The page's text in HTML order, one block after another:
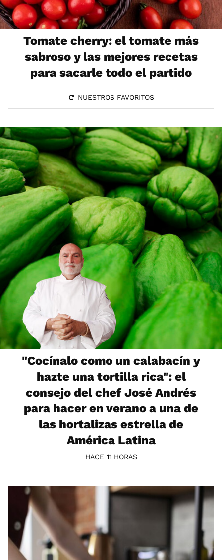
Tomate cherry: el tomate más
sabroso y las mejores recetas
para sacarle todo el partido
NUESTROS FAVORITOS
"Cocínalo como un calabacín y
hazte una tortilla rica": el
consejo del chef José Andrés
para hacer en verano a una de
las hortalizas estrella de
América Latina
HACE 11 HORAS